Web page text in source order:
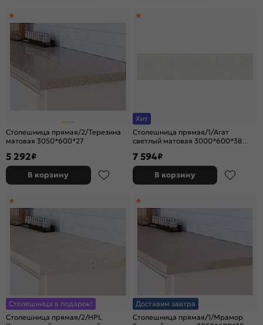
Столешница прямая/2/Терезина
матовая 3050*600*27
5 292₽
В корзину
Хит
Столешница прямая/1/Агат
светлый матовая 3000*600*38
7 594₽
В корзину
Столешница в подарок!
Столешница прямая/2/HPL
Доставим завтра
Столешница прямая/1/Мрамор